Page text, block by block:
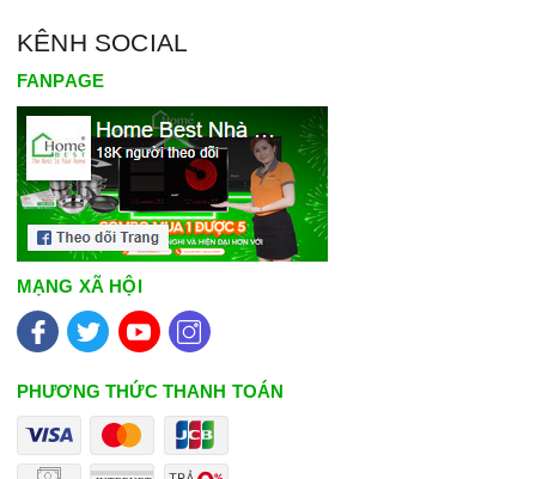
KÊNH SOCIAL
FANPAGE
MẠNG XÃ HỘI
PHƯƠNG THỨC THANH TOÁN